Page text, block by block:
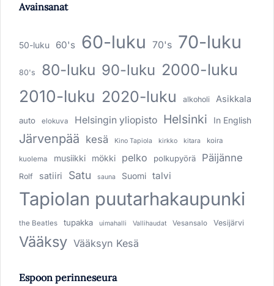
Avainsanat
50-luku 60's 60-luku 70's 70-luku
80's 80-luku 90-luku 2000-luku
2010-luku 2020-luku alkoholi Asikkala
auto elokuva Helsingin yliopisto Helsinki In English
Järvenpää kesä Kino Tapiola kirkko kitara koira
kuolema musiikki mökki pelko polkupyörä Päijänne
Rolf satiiri Satu sauna Suomi talvi
Tapiolan puutarhakaupunki
the Beatles tupakka uimahalli Vallihaudat Vesansalo Vesijärvi
Vääksy Vääksyn Kesä
Espoon perinneseura